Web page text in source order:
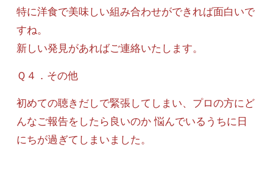
特に洋食で美味しい組み合わせができれば面白いで
すね。
新しい発見があればご連絡いたします。
Ｑ４．その他
初めての聴きだしで緊張してしまい、プロの方にど
んなご報告をしたら良いのか 悩んでいるうちに日
にちが過ぎてしまいました。